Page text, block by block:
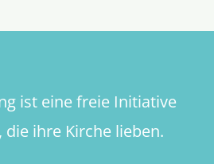
ist eine freie Initiative
ihre Kirche lieben.